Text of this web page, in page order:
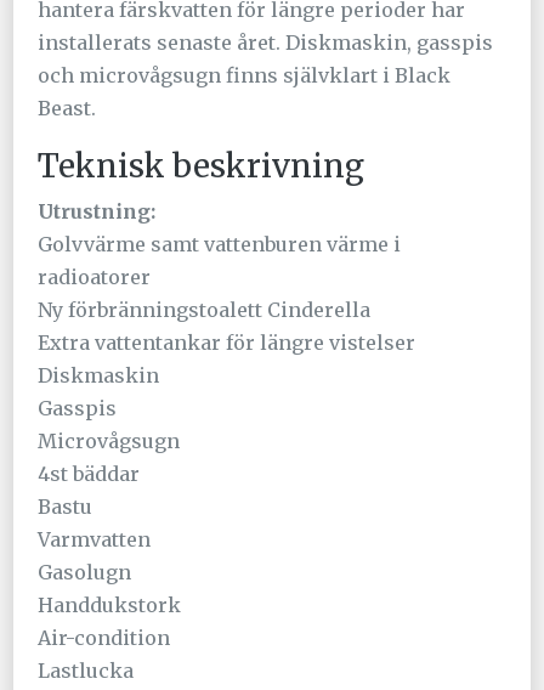
hantera färskvatten för längre perioder har
installerats senaste året. Diskmaskin, gasspis
och microvågsugn finns självklart i Black
Beast.
Teknisk beskrivning
Utrustning:
Golvvärme samt vattenburen värme i
radioatorer
Ny förbränningstoalett Cinderella
Extra vattentankar för längre vistelser
Diskmaskin
Gasspis
Microvågsugn
4st bäddar
Bastu
Varmvatten
Gasolugn
Handdukstork
Air-condition
Lastlucka